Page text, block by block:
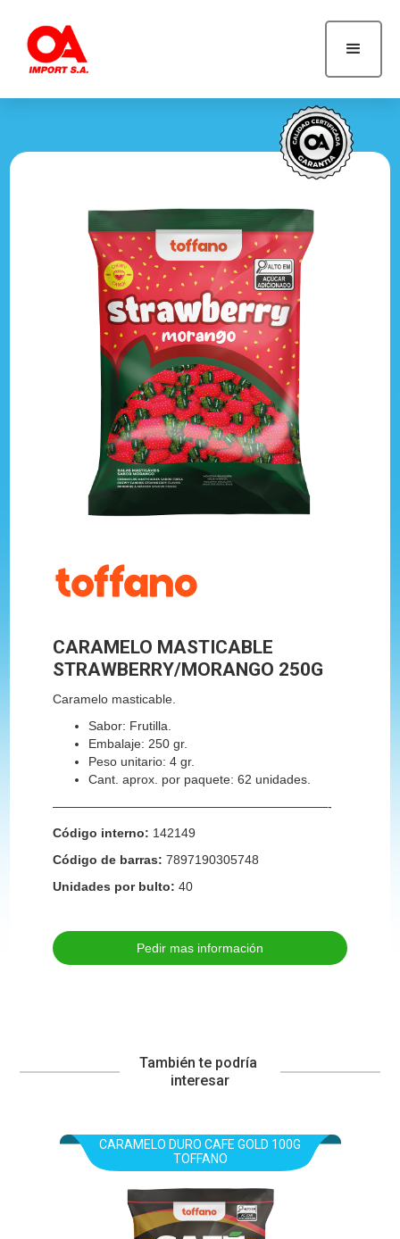
CARAMELO MASTICABLE
STRAWBERRY/MORANGO 250G
Caramelo masticable.
Sabor: Frutilla.
Embalaje: 250 gr.
Peso unitario: 4 gr.
Cant. aprox. por paquete: 62 unidades.
——————————————————————-
Código interno: 142149
Código de barras: 7897190305748
Unidades por bulto: 40
Pedir mas información
También te podría
interesar
CARAMELO DURO CAFE GOLD 100G
TOFFANO